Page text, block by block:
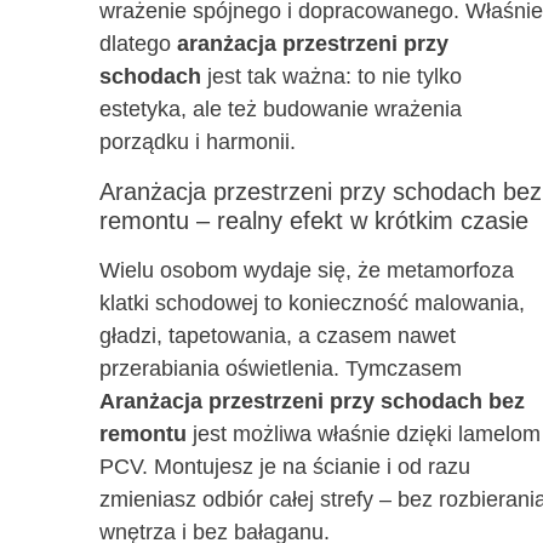
wrażenie spójnego i dopracowanego. Właśnie
dlatego aranżacja przestrzeni przy
schodach jest tak ważna: to nie tylko
estetyka, ale też budowanie wrażenia
porządku i harmonii.
Aranżacja przestrzeni przy schodach bez
remontu – realny efekt w krótkim czasie
Wielu osobom wydaje się, że metamorfoza
klatki schodowej to konieczność malowania,
gładzi, tapetowania, a czasem nawet
przerabiania oświetlenia. Tymczasem
Aranżacja przestrzeni przy schodach bez
remontu jest możliwa właśnie dzięki lamelom
PCV. Montujesz je na ścianie i od razu
zmieniasz odbiór całej strefy – bez
wnętrza i bez bałaganu.